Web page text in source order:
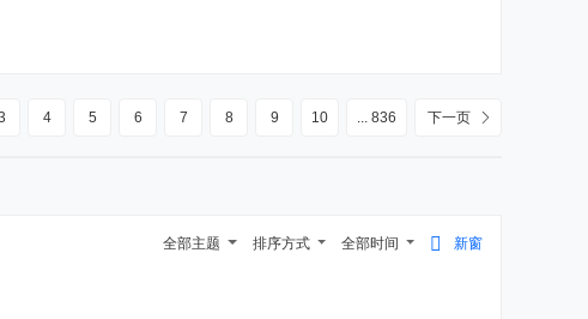
4 5 6 7 8 9 10 ... 836 下一页
新窗
全部时间
排序方式
全部主题